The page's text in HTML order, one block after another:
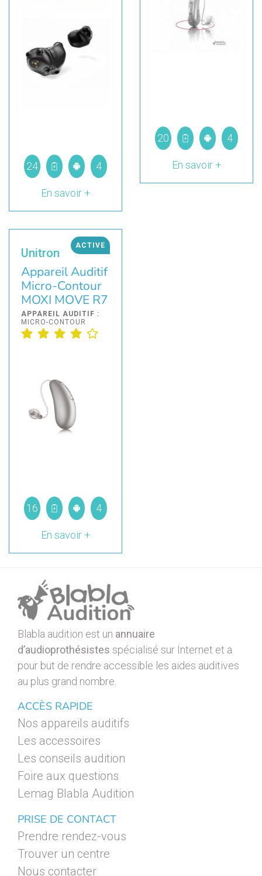
24 4
En savoir +
20 4
En savoir +
ACTIVE
Unitron
Appareil Auditif
Micro-Contour
MOXI MOVE R7
APPAREIL AUDITIF :
MICRO-CONTOUR
16 4
En savoir +
Blabla audition est un annuaire
d’audioprothésistes spécialisé sur Internet et a
pour but de rendre accessible les aides auditives
au plus grand nombre.
ACCÈS RAPIDE
Nos appareils auditifs
Les accessoires
Les conseils audition
Foire aux questions
Lemag Blabla Audition
PRISE DE CONTACT
Prendre rendez-vous
Trouver un centre
Nous contacter